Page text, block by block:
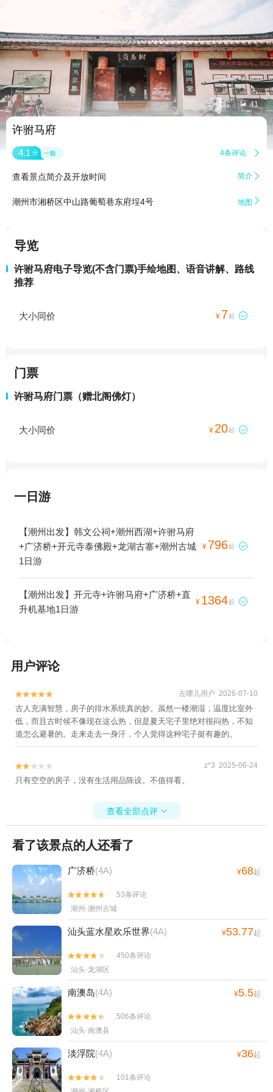
 41
许驸马府
4.1 分 一般 4条评论 
查看景点简介及开放时间 简介 
潮州市湘桥区中山路葡萄巷东府埕4号 地图 
导览
许驸马府电子导览(不含门票)手绘地图、语音讲解、路线
推荐
大小同价 ¥ 7起 
门票
许驸马府门票（赠北阁佛灯）
大小同价 ¥ 20起 
一日游
【潮州出发】韩文公祠+潮州西湖+许驸马府
+广济桥+开元寺泰佛殿+龙湖古寨+潮州古城
1日游
¥ 796起 
【潮州出发】开元寺+许驸马府+广济桥+直
升机基地1日游
¥ 1364起 
用户评论

 去哪儿用户 2026-07-10
古人充满智慧，房子的排水系统真的妙。虽然一楼潮湿，温度比室外
低，而且古时候不像现在这么热，但是夏天宅子里绝对很闷热，不知
道怎么避暑的。走来走去一身汗，个人觉得这种宅子挺有趣的。

 z*3 2025-06-24
只有空空的房子，没有生活用品陈设。不值得看。
查看全部点评 
看了该景点的人还看了
广济桥(4A) ¥68起


53条评论
潮州·潮州古城
汕头蓝水星欢乐世界(4A) ¥53.77起


450条评论
汕头·龙湖区
南澳岛(4A) ¥5.5起


506条评论
汕头·南澳县
淡浮院(4A) ¥36起


101条评论